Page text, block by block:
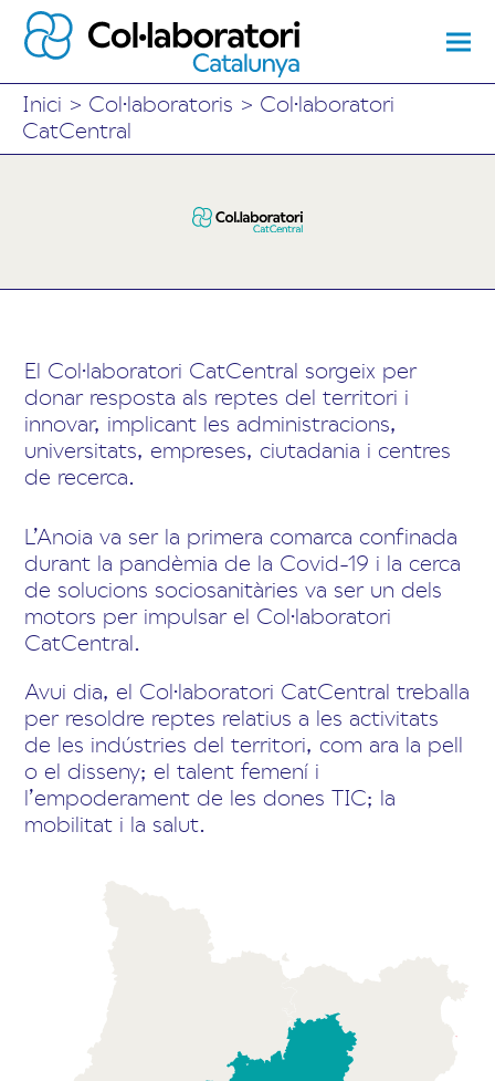
Inici > Col·laboratoris > Col·laboratori
CatCentral
El Col·laboratori CatCentral sorgeix per
donar resposta als reptes del territori i
innovar, implicant les administracions,
universitats, empreses, ciutadania i centres
de recerca.
L’Anoia va ser la primera comarca confinada
durant la pandèmia de la Covid-19 i la cerca
de solucions sociosanitàries va ser un dels
motors per impulsar el Col·laboratori
CatCentral.
Avui dia, el Col·laboratori CatCentral treballa
per resoldre reptes relatius a les activitats
de les indústries del territori, com ara la pell
o el disseny; el talent femení i
l’empoderament de les dones TIC; la
mobilitat i la salut.